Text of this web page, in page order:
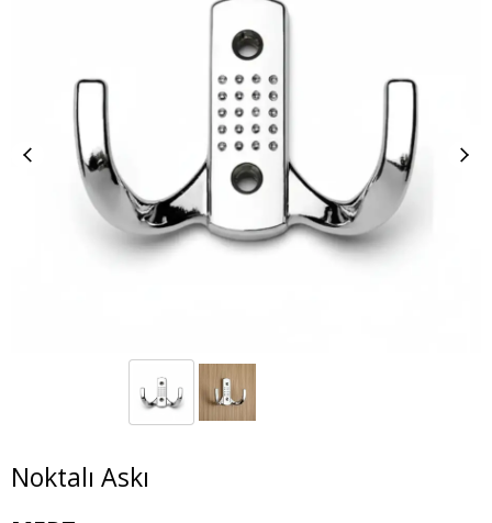
Noktalı Askı